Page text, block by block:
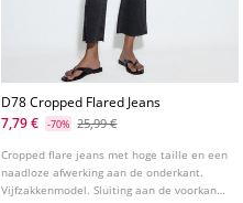
D78 Cropped Flared Jeans
7,79 €
-70% 25,99 €
Cropped flare jeans met hoge taille en een
naadloze afwerking aan de onderkant.
Vijfzakkenmodel. Sluiting aan de voorkant